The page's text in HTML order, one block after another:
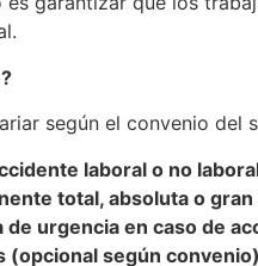
según el convenio
laboral o no
total, absoluta o
urgencia en caso de
(opcional según convenio)